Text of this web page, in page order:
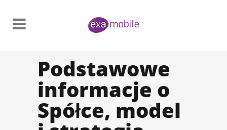
Podstawowe
informacje o
Spółce, model